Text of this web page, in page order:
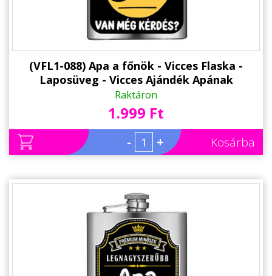
(VFL1-088) Apa a főnök - Vicces Flaska -
Laposüveg - Vicces Ajándék Apának
Raktáron
1.999 Ft
- + Kosárba